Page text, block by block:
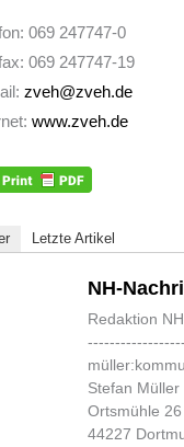
069 247747-0
069 247747-19
zveh@zveh.de
www.zveh.de
Letzte Artikel
NH-
Redaktion
Stefan Müller
Ortsmühle 26
44227